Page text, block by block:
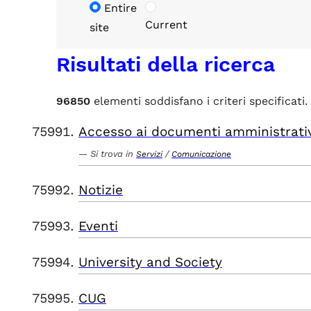
Entire
site
Current
Risultati della ricerca
96850 elementi soddisfano i criteri specificati.
Accesso ai documenti
Si trova in Servizi / Comunicazione
Notizie
Eventi
University and Society
CUG